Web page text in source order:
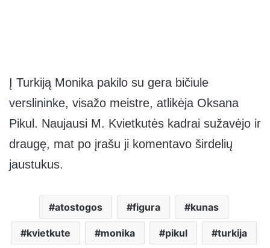
Į Turkiją Monika pakilo su gera bičiule
verslininke, visažo meistre, atlikėja Oksana
Pikul. Naujausi M. Kvietkutės kadrai sužavėjo ir
draugę, mat po įrašu ji komentavo širdelių
jaustukus.
atostogos figura kunas
kvietkute monika pikul turkija